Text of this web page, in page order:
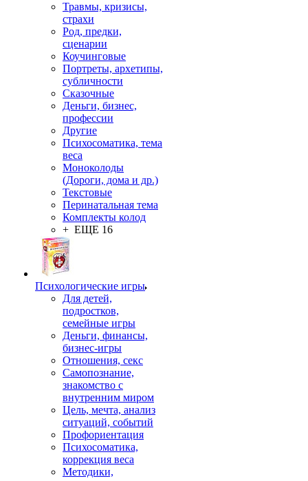
Травмы, кризисы,
страхи
Род, предки,
сценарии
Коучинговые
Портреты, архетипы,
субличности
Сказочные
Деньги, бизнес,
профессии
Другие
Психосоматика, тема
веса
Моноколоды
(Дороги, дома и др.)
Текстовые
Перинатальная тема
Комплекты колод
+ ЕЩЕ 16
Психологические игры
Для детей,
подростков,
семейные игры
Деньги, финансы,
бизнес-игры
Отношения, секс
Самопознание,
знакомство с
внутренним миром
Цель, мечта, анализ
ситуаций, событий
Профориентация
Психосоматика,
коррекция веса
Методики,